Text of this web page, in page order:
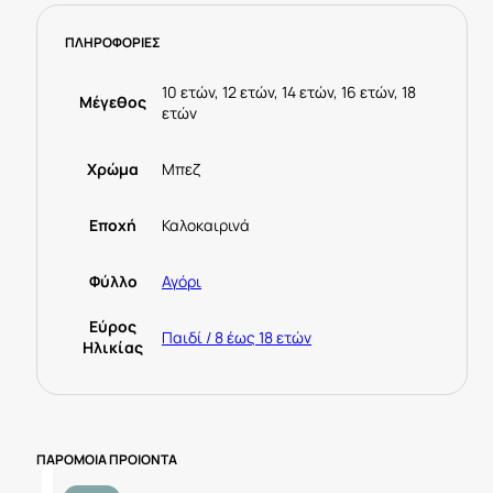
ποσότητα
ΠΛΗΡΟΦΟΡΙΕΣ
Μέγεθος
10 ετών, 12 ετών, 14 ετών, 16 ετών, 18
ετών
Χρώμα Μπεζ
Εποχή Καλοκαιρινά
Φύλλο Αγόρι
Εύρος
Ηλικίας
Παιδί / 8 έως 18 ετών
ΠΑΡΟΜΟΙΑ ΠΡΟΙΟΝΤΑ